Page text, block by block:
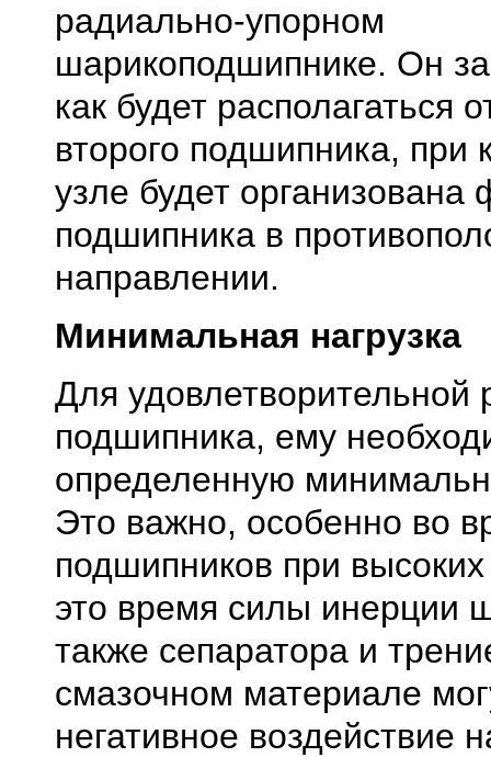
радиально-упорном
шарикоподшипнике. Он
как будет располагаться
второго подшипника, при
узле будет организована
подшипника в
направлении.
Минимальная нагрузка
Для удовлетворительной
подшипника, ему
определенную
Это важно, особенно во
подшипников при
это время силы инерции
также сепаратора и
смазочном материале
негативное воздействие